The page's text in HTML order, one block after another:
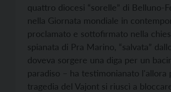
quattro diocesi “sorelle” di Belluno-
nella Giornata mondiale in
proclamato e sottofirmato nella
spianata di Pra Marino, “salvata”
doveva sorgere una diga per un
paradiso – ha testimonianato
tragedia del Vajont si riuscì a